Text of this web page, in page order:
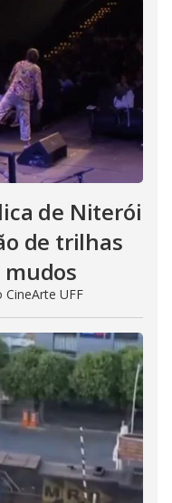
de Niterói
de trilhas
UFF